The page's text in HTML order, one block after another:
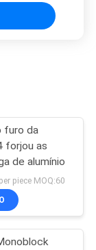
furo da
forjou as
de alumínio
piece MOQ:60